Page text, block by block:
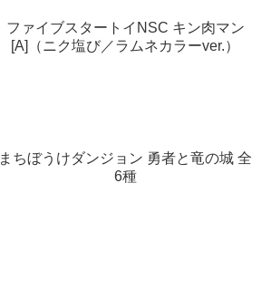
ファイブスタートイNSC キン肉マン
[A]（ニク塩び／ラムネカラーver.）
まちぼうけダンジョン 勇者と竜の城 全
6種